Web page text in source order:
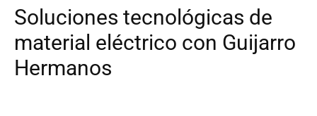
Soluciones tecnológicas de
material eléctrico con Guijarro
Hermanos